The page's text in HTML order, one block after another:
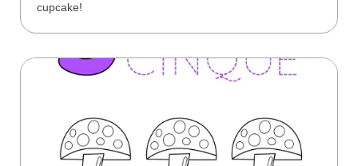
cupcake!